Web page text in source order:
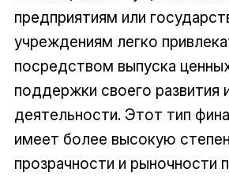
предприятиям или
учреждениям легко
посредством выпуска
поддержки своего развития
деятельности. Этот тип
имеет более высокую
прозрачности и рыночности